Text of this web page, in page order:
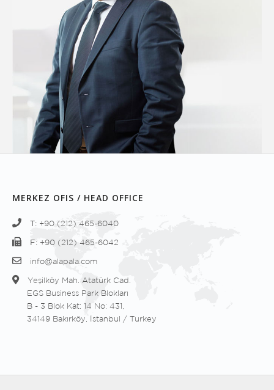
MERKEZ OFIS / HEAD OFFICE
T: +90 (212) 465-6040
F: +90 (212) 465-6042
info@alapala.com
Yeşilköy Mah. Atatürk Cad.
EGS Business Park Blokları
B - 3 Blok Kat: 14 No: 431,
34149 Bakırköy, İstanbul / Turkey